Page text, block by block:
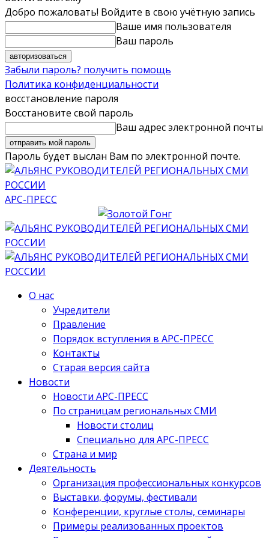
Добро пожаловать! Войдите в свою учётную запись
Ваше имя пользователя
Ваш пароль
Забыли пароль? получить помощь
Политика конфиденциальности
восстановление пароля
Восстановите свой пароль
Ваш адрес электронной почты
Пароль будет выслан Вам по электронной почте.
АРС-ПРЕСС
О нас
Учредители
Правление
Порядок вступления в АРС-ПРЕСС
Контакты
Старая версия сайта
Новости
Новости АРС-ПРЕСС
По страницам региональных СМИ
Новости столиц
Специально для АРС-ПРЕСС
Страна и мир
Деятельность
Организация профессиональных конкурсов
Выставки, форумы, фестивали
Конференции, круглые столы, семинары
Примеры реализованных проектов